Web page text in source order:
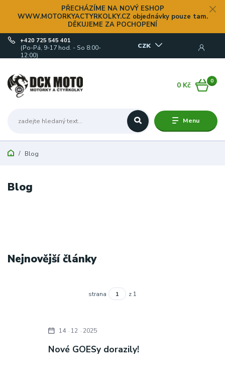
PŘECHÁZÍME NA NOVÝ ESHOP
WWW.MOTORKYACTYRKOLKY.CZ objednávky pouze tam.
DĚKUJEME ZA POCHOPENÍ
Menu
CZK
+420 725 545 401
(Po-Pá, 9-17 hod. - So 8:00-
12:00)
0
0 Kč
Blog
Blog
Nejnovější články
strana z 1
Nové GOESy dorazily!
14 12 2025